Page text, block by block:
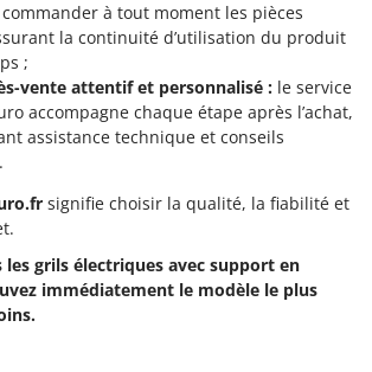
à tout moment les pièces
la continuité d’utilisation du produit
;
vente attentif et personnalisé : le service
accompagne chaque étape après l’achat,
assistance technique et conseils
signifie choisir la qualité, la fiabilité et
les grils électriques avec support en
immédiatement le modèle le plus